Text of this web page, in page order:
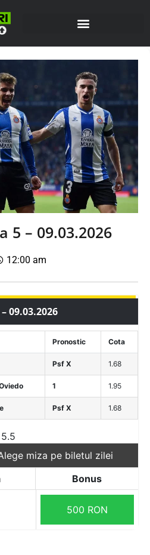
5 – 09.03.2026
12:00 am
09.03.2026
Pronostic Cota
Psf X 1.68
1 1.95
Psf X 1.68
miza pe biletul zilei
Bonus
500 RON